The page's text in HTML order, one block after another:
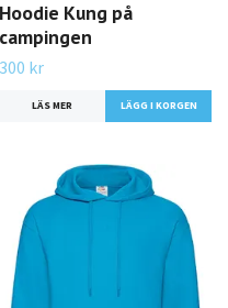
Hoodie Kung på
campingen
300 kr
LÄS MER LÄGG I KORGEN